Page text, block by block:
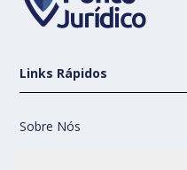
Links Rápidos
Sobre Nós